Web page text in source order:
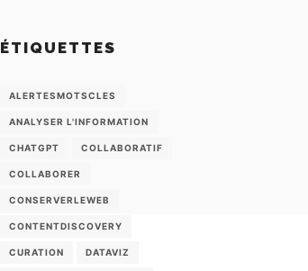
ÉTIQUETTES
ALERTESMOTSCLES
ANALYSER L'INFORMATION
CHATGPT COLLABORATIF
COLLABORER
CONSERVERLEWEB
CONTENTDISCOVERY
CURATION DATAVIZ